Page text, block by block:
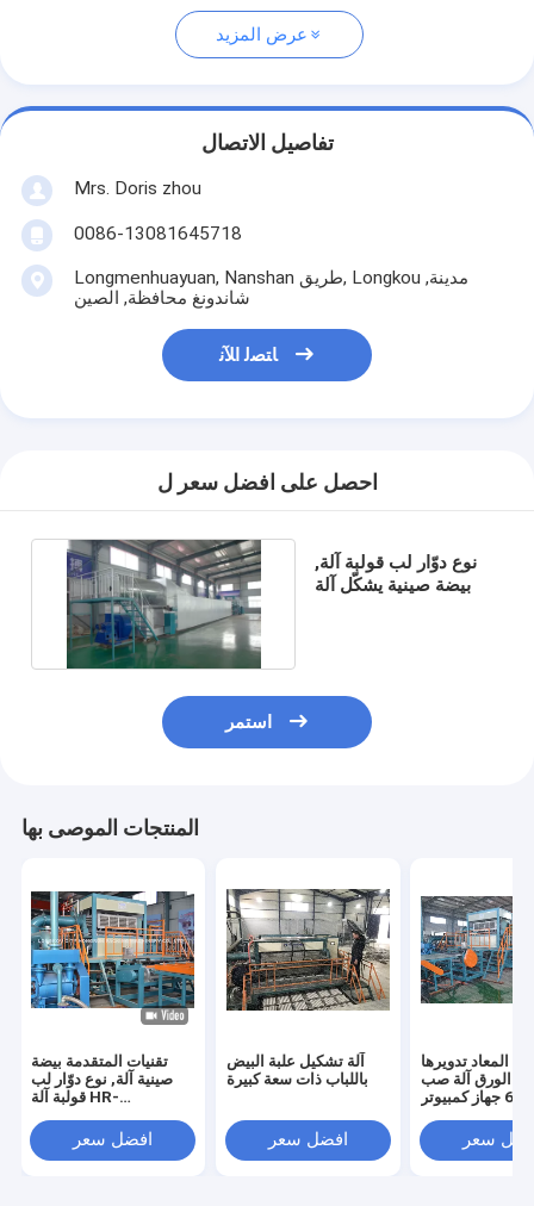
عرض المزيد
تفاصيل الاتصال
Mrs. Doris zhou
0086-13081645718
Longmenhuayuan, Nanshan طريق, Longkou مدينة,
شاندونغ محافظة, الصين
ﺎﺘﺼﻟ ﺍﻶﻧ
احصل على افضل سعر ل
نوع دوّار لب قولبة آلة,
بيضة صينية يشكّل آلة
استمر
المنتجات الموصى بها
تقنيات المتقدمة بيضة
صينية آلة, نوع دوّار لب
قولبة آلة HR-
افضل سعر
آلة تشكيل علبة البيض
باللباب ذات سعة كبيرة
افضل سعر
المعاد تدويرها
الورق آلة صب
6000 جهاز كمبيوتر
سعر